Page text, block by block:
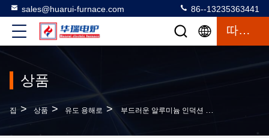
sales@huarui-furnace.com 86--13235363441
따옴표
상품
집 > 상품 > 유도 용해로 > 부드러운 알루미늄 인덕션 녹기 오븐 시스템 전력 절약